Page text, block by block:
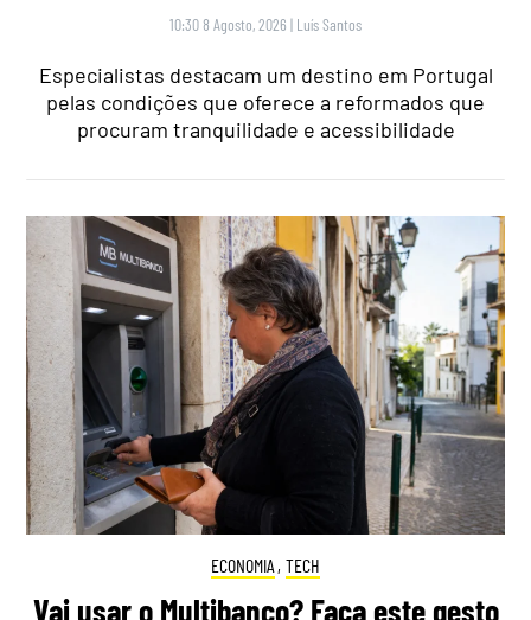
10:30 8 Agosto, 2026 | Luís Santos
Especialistas destacam um destino em Portugal
pelas condições que oferece a reformados que
procuram tranquilidade e acessibilidade
ECONOMIA , TECH
Vai usar o Multibanco? Faça este gesto